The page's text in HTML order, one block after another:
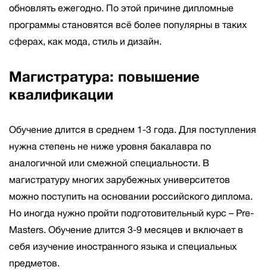
обновлять ежегодно. По этой причине дипломные
программы становятся всё более популярны в таких
сферах, как мода, стиль и дизайн.
Магистратура: повышение
квалификации
Обучение длится в среднем 1-3 года. Для поступления
нужна степень не ниже уровня бакалавра по
аналогичной или смежной специальности. В
магистратуру многих зарубежных университетов
можно поступить на основании российского диплома.
Но иногда нужно пройти подготовительный курс – Pre-
Masters. Обучение длится 3-9 месяцев и включает в
себя изучение иностранного языка и специальных
предметов.